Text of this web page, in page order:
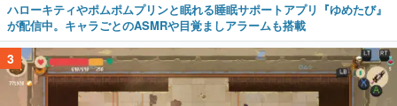
ハローキティやポムポムプリンと眠れる睡眠サポートアプリ『ゆめたび』
が配信中。キャラごとのASMRや目覚ましアラームも搭載
3